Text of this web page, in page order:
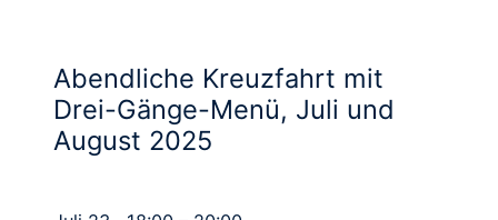
Abendliche Kreuzfahrt mit
Drei-Gänge-Menü, Juli und
August 2025